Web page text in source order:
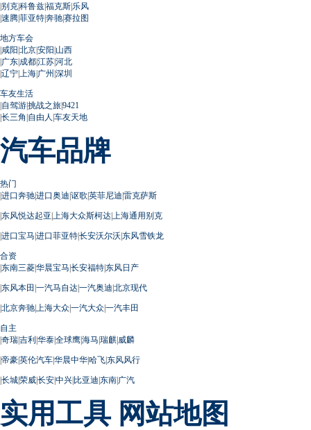
|别克|科鲁兹|福克斯|乐风
|速腾|菲亚特|奔驰|赛拉图
地方车会
|咸阳|北京|安阳|山西
|广东|成都|江苏|河北
|辽宁| 上海|广州 |深圳
车友生活
|自驾游|挑战之旅|9421
|长三角 |自由人 |车友天地
汽车品牌
热门
|进口奔驰|进口奥迪|讴歌|英菲尼迪|雷克萨斯
|东风悦达起亚| 上海大众斯柯达| 上海通用别克
|进口宝马|进口菲亚特|长安沃尔沃|东风雪铁龙
合资
|东南三菱|华晨宝马|长安福特|东风日产
|东风本田 |一汽马自达|一汽奥迪|北京现代
|北京奔驰| 上海大众|一汽大众|一汽丰田
自主
|奇瑞|吉利|华泰|全球鹰|海马|瑞麒|威麟
|帝豪|英伦汽车|华晨中华|哈飞|东风风行
|长城|荣威|长安|中兴|比亚迪|东南|广汽
实用工具 网站地图